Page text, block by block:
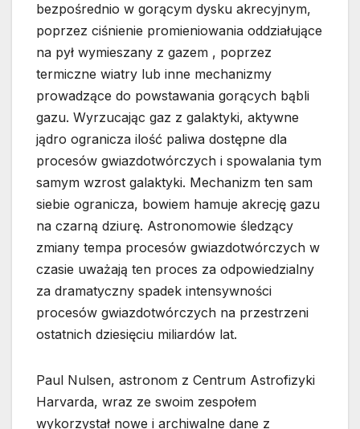
bezpośrednio w gorącym dysku akrecyjnym,
poprzez ciśnienie promieniowania oddziałujące
na pył wymieszany z gazem , poprzez
termiczne wiatry lub inne mechanizmy
prowadzące do powstawania gorących bąbli
gazu. Wyrzucając gaz z galaktyki, aktywne
jądro ogranicza ilość paliwa dostępne dla
procesów gwiazdotwórczych i spowalania tym
samym wzrost galaktyki. Mechanizm ten sam
siebie ogranicza, bowiem hamuje akrecję gazu
na czarną dziurę. Astronomowie śledzący
zmiany tempa procesów gwiazdotwórczych w
czasie uważają ten proces za odpowiedzialny
za dramatyczny spadek intensywności
procesów gwiazdotwórczych na przestrzeni
ostatnich dziesięciu miliardów lat.
Paul Nulsen, astronom z Centrum Astrofizyki
Harvarda, wraz ze swoim zespołem
wykorzystał nowe i archiwalne dane z